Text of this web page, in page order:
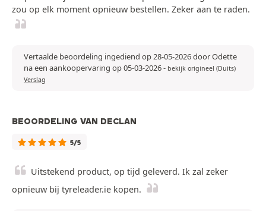
zou op elk moment opnieuw bestellen. Zeker aan te raden.
Vertaalde beoordeling ingediend op 28-05-2026 door Odette
na een aankoopervaring op 05-03-2026- bekijk origineel (Duits)
Verslag
BEOORDELING VAN DECLAN
5/5
Uitstekend product, op tijd geleverd. Ik zal zeker
opnieuw bij tyreleader.ie kopen.